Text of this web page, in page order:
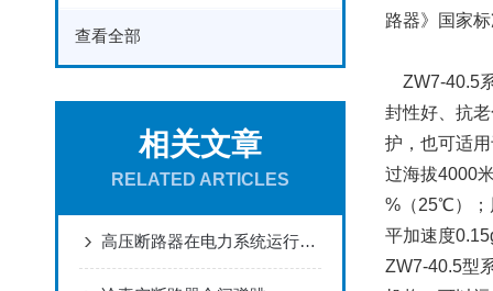
查看全部
相关文章
RELATED ARTICLES
高压断路器在电力系统运行中的保护与调控作用
路器》国家
ZW7-40.5
封性好、抗
护，也可适
过海拔4000
%（25℃）；
平加速度
ZW7-40.5型